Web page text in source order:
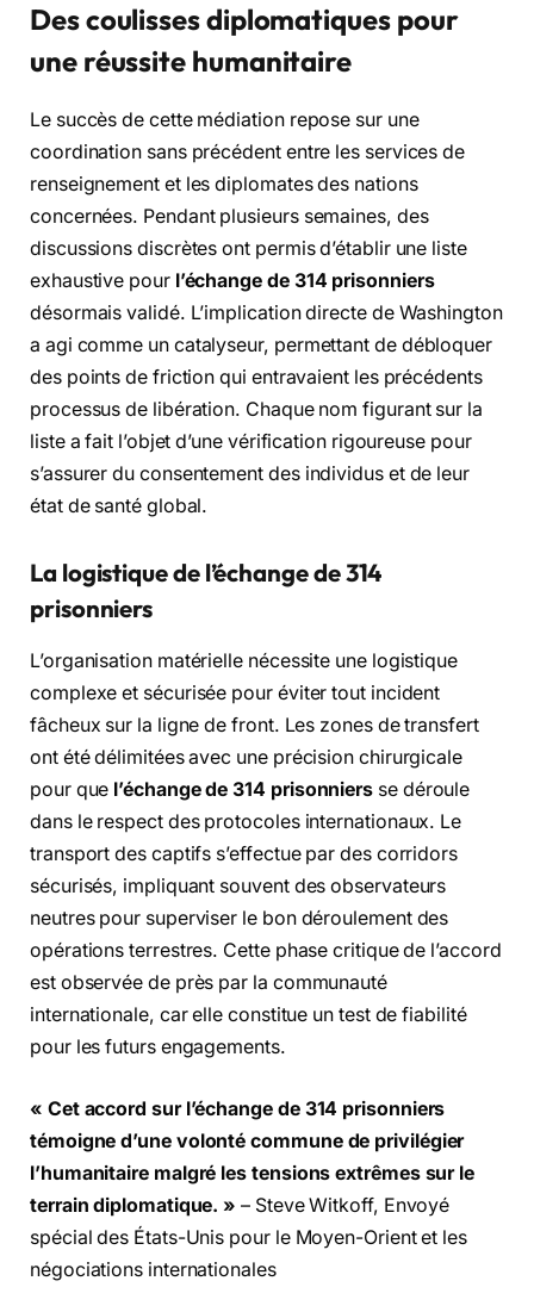
Des coulisses diplomatiques pour
une réussite humanitaire
Le succès de cette médiation repose sur une
coordination sans précédent entre les services de
renseignement et les diplomates des nations
concernées. Pendant plusieurs semaines, des
discussions discrètes ont permis d’établir une liste
exhaustive pour l’échange de 314 prisonniers
désormais validé. L’implication directe de Washington
a agi comme un catalyseur, permettant de débloquer
des points de friction qui entravaient les précédents
processus de libération. Chaque nom figurant sur la
liste a fait l’objet d’une vérification rigoureuse pour
s’assurer du consentement des individus et de leur
état de santé global.
La logistique de l’échange de 314
prisonniers
L’organisation matérielle nécessite une logistique
complexe et sécurisée pour éviter tout incident
fâcheux sur la ligne de front. Les zones de transfert
ont été délimitées avec une précision chirurgicale
pour que l’échange de 314 prisonniers se déroule
dans le respect des protocoles internationaux. Le
transport des captifs s’effectue par des corridors
sécurisés, impliquant souvent des observateurs
neutres pour superviser le bon déroulement des
opérations terrestres. Cette phase critique de l’accord
est observée de près par la communauté
internationale, car elle constitue un test de fiabilité
pour les futurs engagements.
« Cet accord sur l’échange de 314 prisonniers
témoigne d’une volonté commune de privilégier
l’humanitaire malgré les tensions extrêmes sur le
terrain diplomatique. » – Steve Witkoff, Envoyé
spécial des États-Unis pour le Moyen-Orient et les
négociations internationales